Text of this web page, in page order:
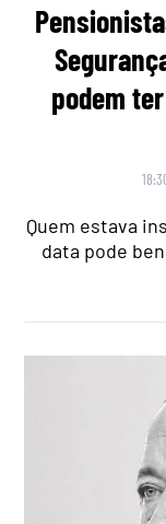
podem
Quem estava
data pode